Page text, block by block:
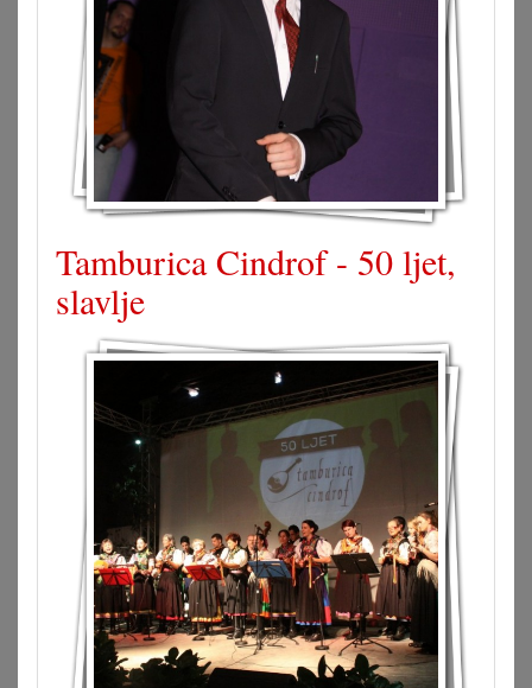
Tamburica Cindrof - 50 ljet,
slavlje